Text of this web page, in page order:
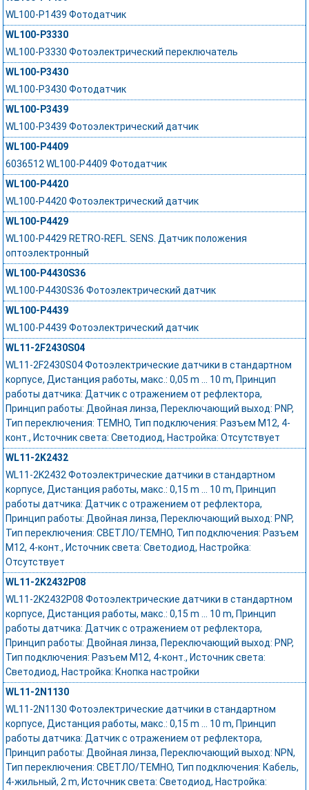
WL100-P1439 Фотодатчик
WL100-P3330
WL100-P3330 Фотоэлектрический переключатель
WL100-P3430
WL100-P3430 Фотодатчик
WL100-P3439
WL100-P3439 Фотоэлектрический датчик
WL100-P4409
6036512 WL100-P4409 Фотодатчик
WL100-P4420
WL100-P4420 Фотоэлектрический датчик
WL100-P4429
WL100-P4429 RETRO-REFL. SENS. Датчик положения
оптоэлектронный
WL100-P4430S36
WL100-P4430S36 Фотоэлектрический датчик
WL100-P4439
WL100-P4439 Фотоэлектрический датчик
WL11-2F2430S04
WL11-2F2430S04 Фотоэлектрические датчики в стандартном
корпусе, Дистанция работы, макс.: 0,05 m ... 10 m, Принцип
работы датчика: Датчик с отражением от рефлектора,
Принцип работы: Двойная линза, Переключающий выход: PNP,
Тип переключения: ТЕМНО, Тип подключения: Разъем M12, 4-
конт., Источник света: Светодиод, Настройка: Отсутствует
WL11-2K2432
WL11-2K2432 Фотоэлектрические датчики в стандартном
корпусе, Дистанция работы, макс.: 0,15 m ... 10 m, Принцип
работы датчика: Датчик с отражением от рефлектора,
Принцип работы: Двойная линза, Переключающий выход: PNP,
Тип переключения: СВЕТЛО/ТЕМНО, Тип подключения: Разъем
M12, 4-конт., Источник света: Светодиод, Настройка:
Отсутствует
WL11-2K2432P08
WL11-2K2432P08 Фотоэлектрические датчики в стандартном
корпусе, Дистанция работы, макс.: 0,15 m ... 10 m, Принцип
работы датчика: Датчик с отражением от рефлектора,
Принцип работы: Двойная линза, Переключающий выход: PNP,
Тип подключения: Разъем M12, 4-конт., Источник света:
Светодиод, Настройка: Кнопка настройки
WL11-2N1130
WL11-2N1130 Фотоэлектрические датчики в стандартном
корпусе, Дистанция работы, макс.: 0,15 m ... 10 m, Принцип
работы датчика: Датчик с отражением от рефлектора,
Принцип работы: Двойная линза, Переключающий выход: NPN,
Тип переключения: СВЕТЛО/ТЕМНО, Тип подключения: Кабель,
4-жильный, 2 m, Источник света: Светодиод, Настройка: